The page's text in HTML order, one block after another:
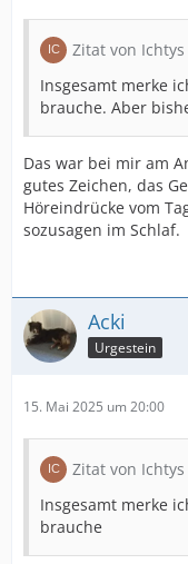
Zitat von Ichtys
Insgesamt merke
brauche. Aber
Das war bei mir am
gutes Zeichen, das
Höreindrücke vom
sozusagen im Schlaf.
Acki
Urgestein
15. Mai 2025 um 20:00
Zitat von Ichtys
Insgesamt merke
brauche